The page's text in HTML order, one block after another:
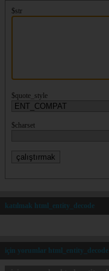
$str
$quote_style
$charset
katılmak html_entity_decode
için yorumlar html_entity_decode